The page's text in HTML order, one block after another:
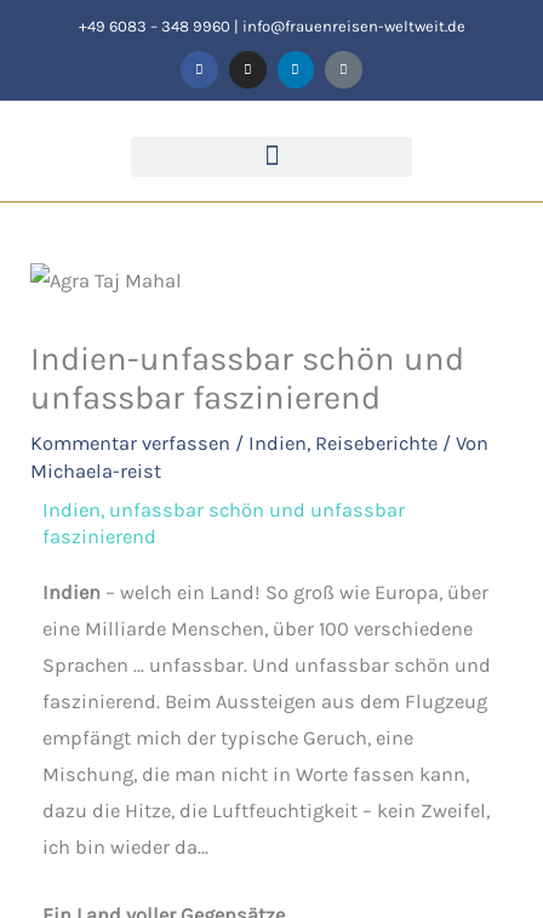
+49 6083 – 348 9960 | info@frauenreisen-weltweit.de
F
a
c
e
b
I
n
s
t
a
L
i
n
k
e
T
i
k
t
o
Indien-unfassbar schön und
unfassbar faszinierend
Kommentar verfassen / Indien, Reiseberichte / Von
Michaela-reist
Indien, unfassbar schön und unfassbar
faszinierend
Indien – welch ein Land! So groß wie Europa, über
eine Milliarde Menschen, über 100 verschiedene
Sprachen … unfassbar. Und unfassbar schön und
faszinierend. Beim Aussteigen aus dem Flugzeug
empfängt mich der typische Geruch, eine
Mischung, die man nicht in Worte fassen kann,
dazu die Hitze, die Luftfeuchtigkeit – kein Zweifel,
ich bin wieder da…